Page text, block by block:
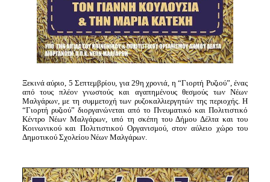
Ξεκινά αύριο, 5 Σεπτεμβρίου, για 29η χρονιά, η “Γιορτή Ρυζιού”, ένας
από τους πλέον γνωστούς και αγαπημένους θεσμούς των Νέων
Μαλγάρων, με τη συμμετοχή των ρυζοκαλλιεργητών της περιοχής. Η
“Γιορτή ρυζιού” διοργανώνεται από τοΠνευματικό και Πολιτιστικό
ΚέντροΝέων Μαλγάρων, υπό τη σκέπη του Δήμου Δέλτα και του
Κοινωνικού και Πολιτιστικού Οργανισμού, στον αύλειο χώρο του
Δημοτικού Σχολείου Νέων Μαλγάρων.